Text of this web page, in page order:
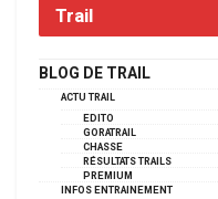
Trail
BLOG DE TRAIL
ACTU TRAIL
EDITO
GORATRAIL
CHASSE
RÉSULTATS TRAILS
PREMIUM
INFOS ENTRAINEMENT